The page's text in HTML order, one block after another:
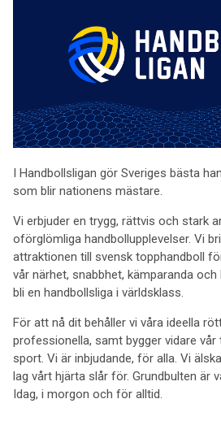
I Handbollsligan gör Sveriges bästa
som blir nationens mästare.
Vi erbjuder en trygg, rättvis och stark
oförglömliga handbollupplevelser. Vi
attraktionen till svensk topphandboll
vår närhet, snabbhet, kämparanda
bli en handbollsliga i världsklass.
För att nå dit behåller vi våra ideella
professionella, samt bygger vidare
sport. Vi är inbjudande, för alla. Vi
lag vårt hjärta slår för. Grundbulten är
Idag, i morgon och för alltid.